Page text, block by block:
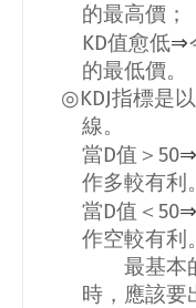
的最高價；
KD值愈低⇒
的最低價。
◎KDJ指標是以
線。
當D值＞50⇒
作多較有利。
當D值＜50⇒
作空較有利。
最基本
時，應該要